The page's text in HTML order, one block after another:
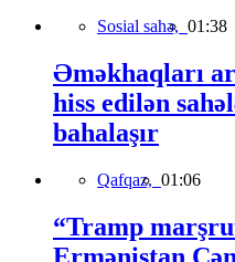
Sosial sahə, 01:38
Əməkhaqları
hiss edilən
bahalaşır
Qafqaz, 01:06
“Tramp